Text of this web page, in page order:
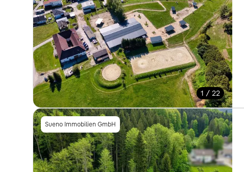
1 / 22
Sueno Immobilien GmbH